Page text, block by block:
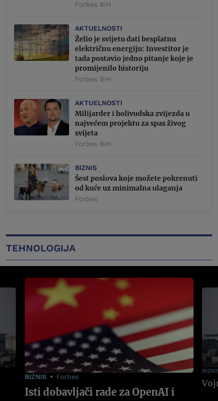
Forbes BiH
AKTUELNOSTI
Želio je svijetu dati besplatnu
električnu energiju: Investitor je
tada postavio jedno pitanje koje je
promijenilo historiju
Forbes BiH
AKTUELNOSTI
Milijarder i holivudska zvijezda u
najvećem projektu za spas živog
svijeta
Forbes BiH
BIZNIS
Šest poslova koje možete pokrenuti
od kuće uz minimalna ulaganja
Forbes
TEHNOLOGIJA
BIZNIS Forbes
Isti dobavljači rade za OpenAI i